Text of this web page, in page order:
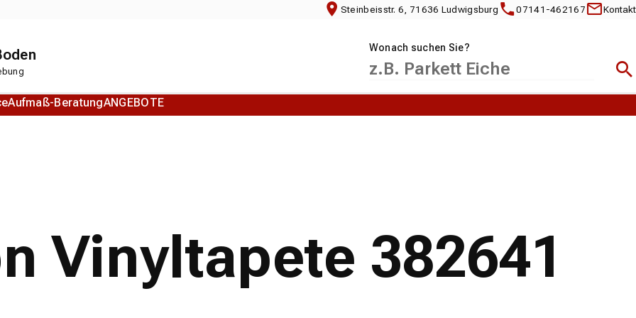
Steinbeisstr. 6, 71636 Ludwigsburg 07141-462167 Kontakt
Wonach suchen Sie?
Aufmaß-BeratungANGEBOTE
Vinyltapete 382641